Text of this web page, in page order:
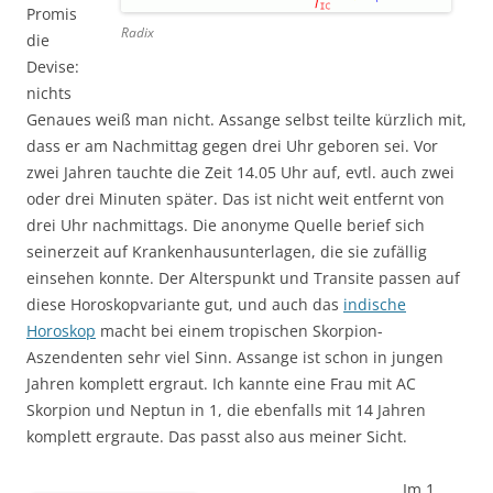
Radix
Promis
die
Devise:
nichts
Genaues weiß man nicht. Assange selbst teilte kürzlich mit,
dass er am Nachmittag gegen drei Uhr geboren sei. Vor
zwei Jahren tauchte die Zeit 14.05 Uhr auf, evtl. auch zwei
oder drei Minuten später. Das ist nicht weit entfernt von
drei Uhr nachmittags. Die anonyme Quelle berief sich
seinerzeit auf Krankenhausunterlagen, die sie zufällig
einsehen konnte. Der Alterspunkt und Transite passen auf
diese Horoskopvariante gut, und auch das indische
Horoskop macht bei einem tropischen Skorpion-
Aszendenten sehr viel Sinn. Assange ist schon in jungen
Jahren komplett ergraut. Ich kannte eine Frau mit AC
Skorpion und Neptun in 1, die ebenfalls mit 14 Jahren
komplett ergraute. Das passt also aus meiner Sicht.